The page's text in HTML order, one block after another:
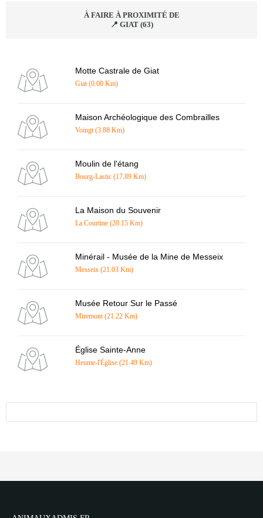
À FAIRE À PROXIMITÉ DE
📍 GIAT (63)
Motte Castrale de Giat
Giat (0.00 Km)
Maison Archéologique des Combrailles
Voingt (3.88 Km)
Moulin de l'étang
Bourg-Lastic (17.89 Km)
La Maison du Souvenir
La Courtine (20.15 Km)
Minérail - Musée de la Mine de Messeix
Messeix (21.03 Km)
Musée Retour Sur le Passé
Miremont (21.22 Km)
Église Sainte-Anne
Heume-l'Église (21.49 Km)